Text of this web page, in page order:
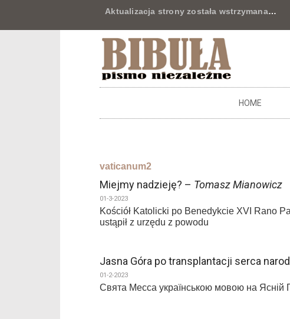
Aktualizacja strony została wstrzymana…
HOME
vaticanum2
Miejmy nadzieję? – Tomasz Mianowicz
01-3-2023
Kościół Katolicki po Benedykcie XVI Rano
ustąpił z urzędu z powodu
Jasna Góra po transplantacji serca
01-2-2023
Свята Месса українською мовою на